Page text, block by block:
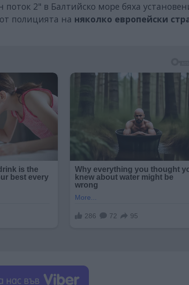
поток 2" в Балтийско море бяха
полицията на няколко европейски